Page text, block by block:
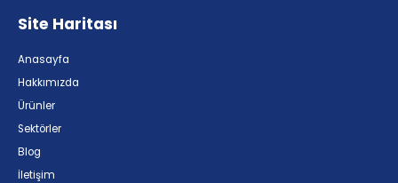
Site Haritası
Anasayfa
Hakkımızda
Ürünler
Sektörler
Blog
İletişim